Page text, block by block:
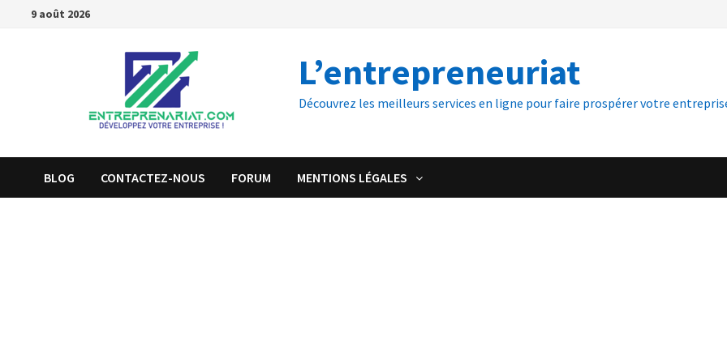
9 août 2026
L’entrepreneuriat
Découvrez les meilleurs services en ligne pour faire prospérer votre
BLOG CONTACTEZ-NOUS FORUM MENTIONS LÉGALES